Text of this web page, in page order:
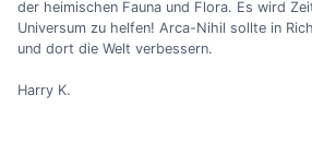
der heimischen Fauna und Flora. Es wird
Universum zu helfen! Arca-Nihil sollte in
und dort die Welt verbessern.
Harry K.